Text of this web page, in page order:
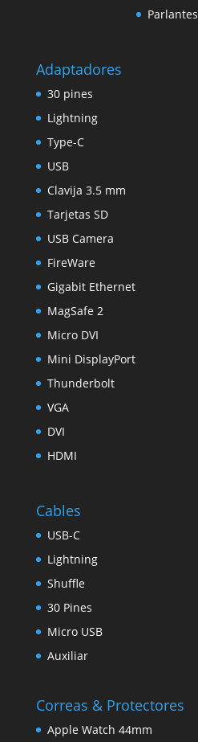
Parlantes
Adaptadores
30 pines
Lightning
Type-C
USB
Clavija 3.5 mm
Tarjetas SD
USB Camera
FireWare
Gigabit Ethernet
MagSafe 2
Micro DVI
Mini DisplayPort
Thunderbolt
VGA
DVI
HDMI
Cables
USB-C
Lightning
Shuffle
30 Pines
Micro USB
Auxiliar
Correas & Protectores
Apple Watch 44mm